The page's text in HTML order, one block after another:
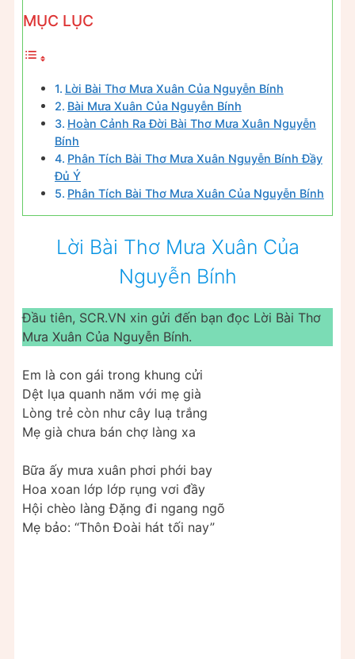
MỤC LỤC
Lời Bài Thơ Mưa Xuân Của Nguyễn Bính
Bài Mưa Xuân Của Nguyễn Bính
Hoàn Cảnh Ra Đời Bài Thơ Mưa Xuân Nguyễn
Bính
Phân Tích Bài Thơ Mưa Xuân Nguyễn Bính Đầy
Đủ Ý
Phân Tích Bài Thơ Mưa Xuân Của Nguyễn Bính
Lời Bài Thơ Mưa Xuân Của
Nguyễn Bính
Đầu tiên, SCR.VN xin gửi đến bạn đọc Lời Bài Thơ
Mưa Xuân Của Nguyễn Bính.
Em là con gái trong khung cửi
Dệt lụa quanh năm với mẹ già
Lòng trẻ còn như cây luạ trắng
Mẹ già chưa bán chợ làng xa
Bữa ấy mưa xuân phơi phới bay
Hoa xoan lớp lớp rụng vơi đầy
Hội chèo làng Ðặng đi ngang ngõ
Mẹ bảo: “Thôn Ðoài hát tối nay”